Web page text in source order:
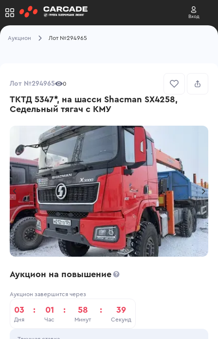
Вход
Аукцион Лот №294965
Лот №294965 0
ТКТД 5347*, на шасси Shacman SX4258,
Седельный тягач с КМУ
Аукцион на повышение
Аукцион завершится через
03
Дня
: 01
Час
: 58
Минут
: 39
Секунд